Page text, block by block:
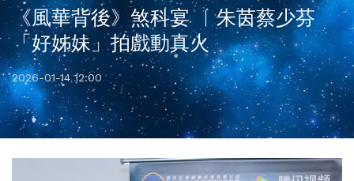
《風華背後》煞科宴 ︳朱茵蔡少芬
「好姊妹」拍戲動真火
2026-01-14 12:00